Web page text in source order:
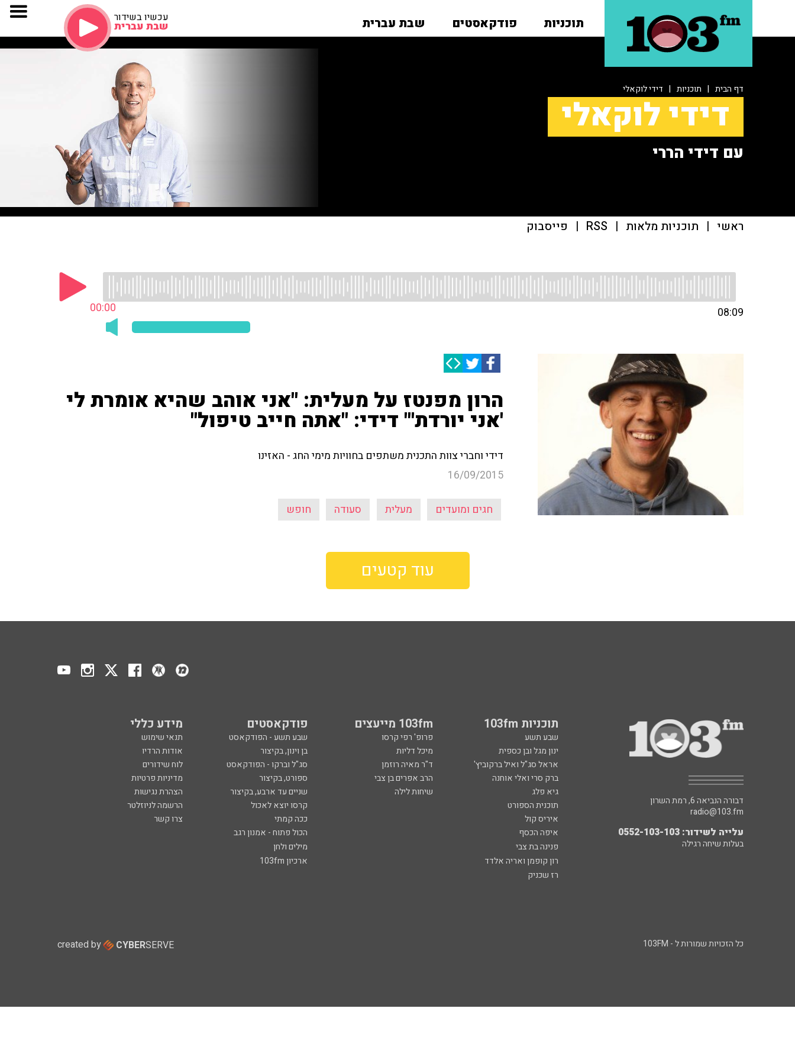
תוכניות פודקאסטים שבת עברית עכשיו בשידור
שבת עברית
דף הבית | תוכניות | דידי לוקאלי
דידי לוקאלי
עם דידי הררי
ראשי | תוכניות מלאות |
RSS
| פייסבוק
00:00 08:09
הרון מפנטז על מעלית: "אני אוהב שהיא אומרת לי
'אני יורדת'" דידי: "אתה חייב טיפול"
דידי וחברי צוות התכנית משתפים בחוויות מימי החג - האזינו
16/09/2015
חגים ומועדים מעלית סעודה חופש
עוד קטעים
תוכניות 103fm 103fm מייעצים פודקאסטים מידע כללי
שבע תשע פרופ' רפי קרסו שבע תשע - הפודקאסט
תנאי שימוש
ינון מגל ובן כספית
מיכל דליות בן וינון, בקיצור
אודות הרדיו
אראל סג"ל ואיל ברקוביץ'
ד"ר מאיה רוזמן סג"ל וברקו - הפודקאסט
לוח שידורים
ברק סרי ואלי אוחנה
הרב אפרים בן צבי ספורט, בקיצור
מדיניות פרטיות
גיא פלג
שיחות לילה שניים עד ארבע, בקיצור
הצהרת נגישות
תוכנית הספורט
קרסו יוצא לאכול
הרשמה לניוזלטר
איריס קול
ככה קמתי
צרו קשר
איפה הכסף
הכול פתוח - אמנון רגב
פנינה בת צבי
מילים ולחן
רון קופמן ואריה אלדד
ארכיון 103fm
רז שכניק
דבורה הנביאה 6, רמת השרון
radio@103.fm
עלייה לשידור: 0552-103-103
בעלות שיחה רגילה
כל הזכויות שמורות ל - 103FM created by CYBERSERVE